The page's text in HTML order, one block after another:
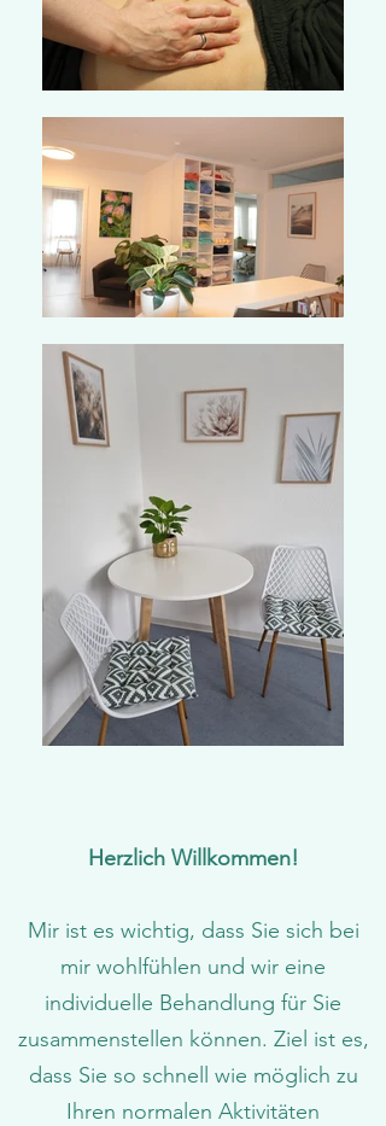
Herzlich Willkommen!
Mir ist es wichtig, dass Sie sich bei
mir wohlfühlen und wir eine
individuelle Behandlung für Sie
zusammenstellen können. Ziel ist es,
dass Sie so schnell wie möglich zu
Ihren normalen Aktivitäten